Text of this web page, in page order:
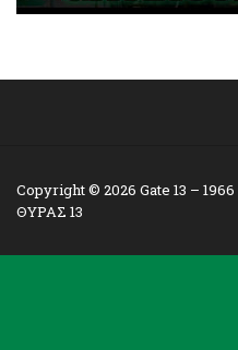
Copyright © 2026 Gate 13 – 1966
ΘΥΡΑΣ 13